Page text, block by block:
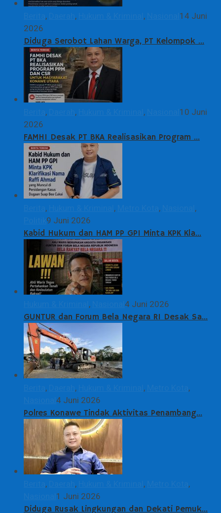
, , ,
14 Juni
2026
Diduga Serobot Lahan Warga, PT Kelompok …
, , ,
10 Juni
2026
FAMHI Desak PT BKA Realisasikan Program …
, , ,
,
9 Juni 2026
Kabid Hukum dan HAM PP GPI Minta KPK Kla…
, 4 Juni 2026
GUNTUR dan Forum Bela Negara RI Desak Sa…
, , ,
,
4 Juni 2026
Polres Konawe Tindak Aktivitas Penambang…
, , ,
,
1 Juni 2026
Diduga Rusak Lingkungan dan Dekati Pemuk…